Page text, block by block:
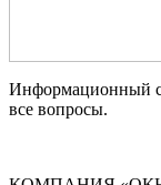
Информационный
все вопросы.